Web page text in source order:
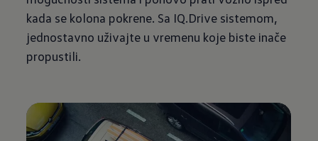
kada se kolona pokrene. Sa IQ.Drive sistemom,
jednostavno uživajte u vremenu koje biste inače
propustili.